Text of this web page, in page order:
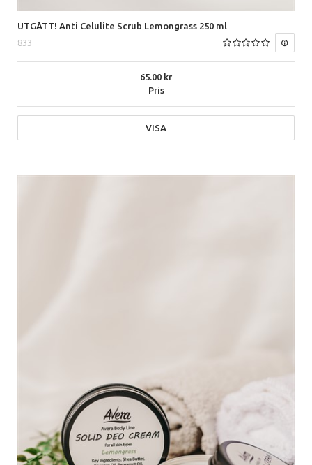
UTGÅTT! Anti Celulite Scrub Lemongrass 250 ml
833
Pris
65.00
VISA